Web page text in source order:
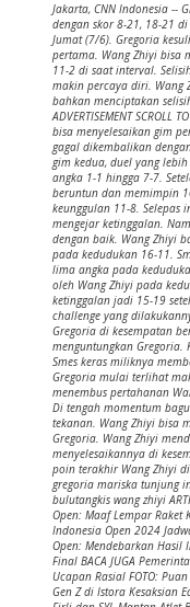
Jakarta, CNN Indonesia --
dengan skor 8-21, 18-21
Jumat (7/6). Gregoria
pertama. Wang Zhiyi bisa
11-2 di saat interval.
makin percaya diri. Wang
bahkan menciptakan
ADVERTISEMENT SCROLL
bisa menyelesaikan gim
gagal dikembalikan
gim kedua, duel yang
angka 1-1 hingga 7-7.
beruntun dan memimpin
keunggulan 11-8. Selepas
mengejar ketinggalan.
dengan baik. Wang Zhiyi
pada kedudukan 16-11.
lima angka pada
oleh Wang Zhiyi pada
ketinggalan jadi 15-19
challenge yang
Gregoria di kesempatan
menguntungkan Gregoria.
Smes keras miliknya
Gregoria mulai terlihat
menembus pertahanan
Di tengah momentum
tekanan. Wang Zhiyi bisa
Gregoria. Wang Zhiyi
menyelesaikannya di
poin terakhir Wang Zhiyi di
gregoria mariska tunjung
bulutangkis wang zhiyi
Open: Maaf Lempar Raket
Indonesia Open 2024
Open: Mendebarkan Hasil
Final BACA JUGA
Ucapan Rasial FOTO:
Gen Z di Istora Kesaksian